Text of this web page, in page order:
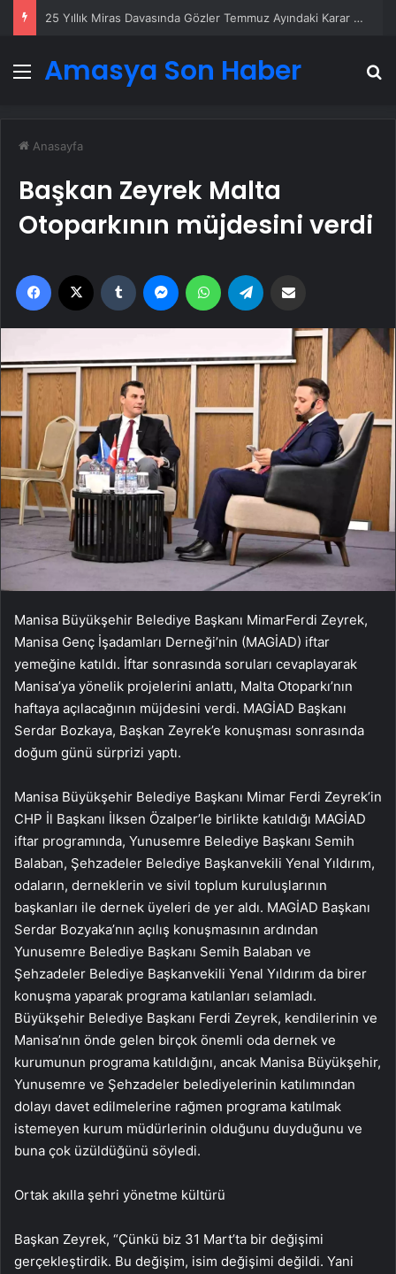
25 Yıllık Miras Davasında Gözler Temmuz Ayındaki Karar Duruşmasına Çevrildi
Menü
Amasya Son Haber
Anasayfa
Başkan Zeyrek Malta
Otoparkının müjdesini verdi
Facebook Tumblr MessengerWhatsApp
Manisa Büyükşehir Belediye Başkanı MimarFerdi Zeyrek,
Manisa Genç İşadamları Derneği’nin (MAGİAD) iftar
yemeğine katıldı. İftar sonrasında soruları cevaplayarak
Manisa’ya yönelik projelerini anlattı, Malta Otoparkı’nın
haftaya açılacağının müjdesini verdi. MAGİAD Başkanı
Serdar Bozkaya, Başkan Zeyrek’e konuşması sonrasında
doğum günü sürprizi yaptı.
Manisa Büyükşehir Belediye Başkanı Mimar Ferdi Zeyrek’in
CHP İl Başkanı İlksen Özalper’le birlikte katıldığı MAGİAD
iftar programında, Yunusemre Belediye Başkanı Semih
Balaban, Şehzadeler Belediye Başkanvekili Yenal Yıldırım,
odaların, derneklerin ve sivil toplum kuruluşlarının
başkanları ile dernek üyeleri de yer aldı. MAGİAD Başkanı
Serdar Bozyaka’nın açılış konuşmasının ardından
Yunusemre Belediye Başkanı Semih Balaban ve
Şehzadeler Belediye Başkanvekili Yenal Yıldırım da birer
konuşma yaparak programa katılanları selamladı.
Büyükşehir Belediye Başkanı Ferdi Zeyrek, kendilerinin ve
Manisa’nın önde gelen birçok önemli oda dernek ve
kurumunun programa katıldığını, ancak Manisa Büyükşehir,
Yunusemre ve Şehzadeler belediyelerinin katılımından
dolayı davet edilmelerine rağmen programa katılmak
istemeyen kurum müdürlerinin olduğunu duyduğunu ve
buna çok üzüldüğünü söyledi.
Ortak akılla şehri yönetme kültürü
Başkan Zeyrek, “Çünkü biz 31 Mart’ta bir değişimi
gerçekleştirdik. Bu değişim, isim değişimi değildi. Yani